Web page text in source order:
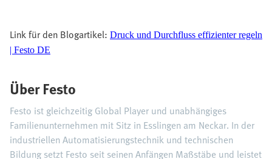
Link für den Blogartikel: Druck und Durchfluss effizienter regeln
| Festo DE
Über Festo
Festo ist gleichzeitig Global Player und unabhängiges
Familienunternehmen mit Sitz in Esslingen am Neckar. In der
industriellen Automatisierungstechnik und technischen
Bildung setzt Festo seit seinen Anfängen Maßstäbe und leistet